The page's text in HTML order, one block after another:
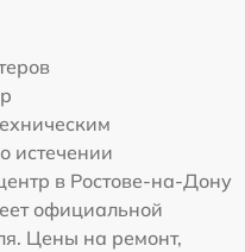
истечении
в Ростове-на-Дону
официальной
Цены на ремонт,